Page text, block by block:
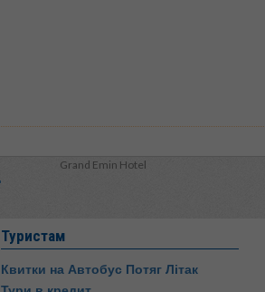
Grand Emin Hotel
Туристам
Квитки на Автобус Потяг Літак